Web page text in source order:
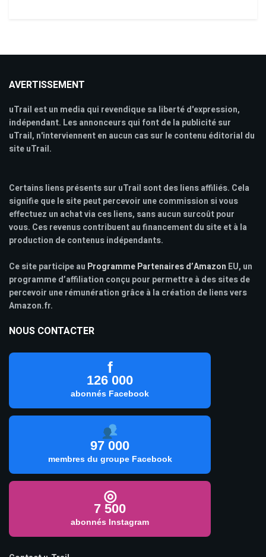
AVERTISSEMENT
uTrail est un media qui revendique sa liberté d'expression,
indépendant. Les annonceurs qui font de la publicité sur
uTrail, n'interviennent en aucun cas sur le contenu éditorial du
site uTrail.
Certains liens présents sur uTrail sont des liens affiliés. Cela
signifie que le site peut percevoir une commission si vous
effectuez un achat via ces liens, sans aucun surcoût pour
vous. Ces revenus contribuent au financement du site et à la
production de contenus indépendants.
Ce site participe au Programme Partenaires d’Amazon EU, un
programme d’affiliation conçu pour permettre à des sites de
percevoir une rémunération grâce à la création de liens vers
Amazon.fr.
NOUS CONTACTER
f
126 000
abonnés Facebook
97 000
membres du groupe Facebook
◎
7 500
abonnés Instagram